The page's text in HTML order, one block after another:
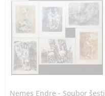
Nemes Endre - Soubor šesti